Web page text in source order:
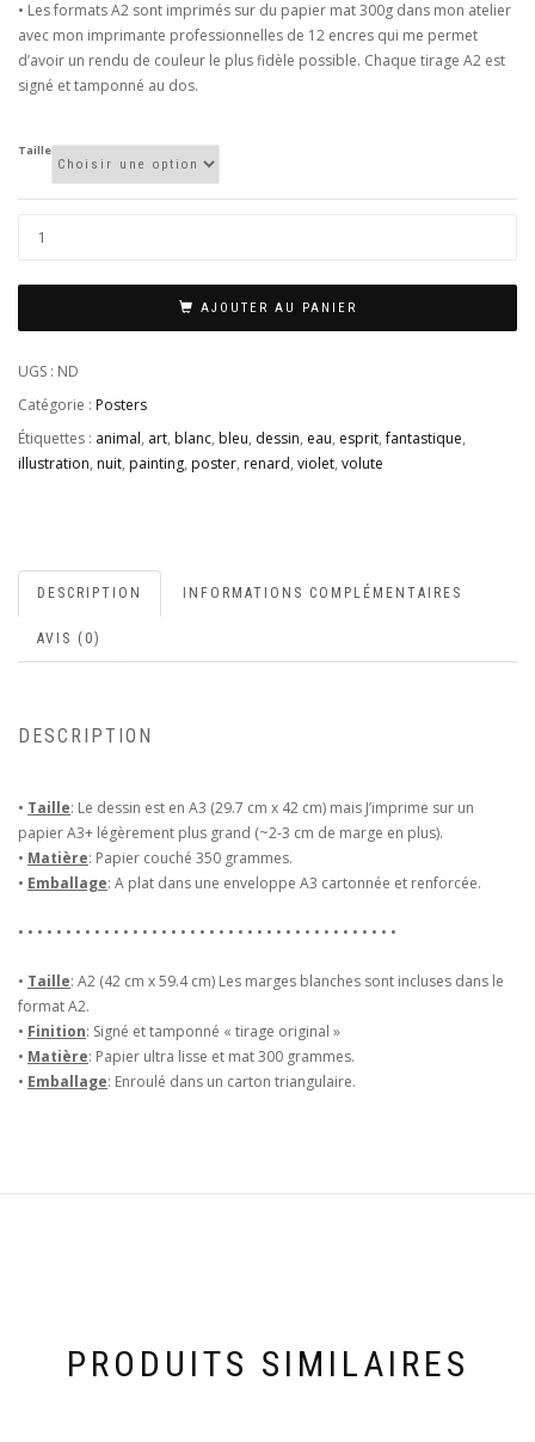
• Les formats A2 sont imprimés sur du papier mat 300g dans mon atelier
avec mon imprimante professionnelles de 12 encres qui me permet
d’avoir un rendu de couleur le plus fidèle possible. Chaque tirage A2 est
signé et tamponné au dos.
Taille
AJOUTER AU PANIER
UGS : ND
Catégorie : Posters
Étiquettes : animal, art, blanc, bleu, dessin, eau, esprit,fantastique,
illustration, nuit, painting, poster, renard, violet, volute
DESCRIPTION INFORMATIONS COMPLÉMENTAIRES
AVIS (0)
DESCRIPTION
• Taille: Le dessin est en A3 (29.7 cm x 42 cm) mais J’imprime sur un
papier A3+ légèrement plus grand (~2-3 cm de marge en plus).
• Matière: Papier couché 350 grammes.
• Emballage: A plat dans une enveloppe A3 cartonnée et renforcée.
• • • • • • • • • • • • • • • • • • • • • • • • • • • • • • • • • • • • • • • •
• Taille: A2 (42 cm x 59.4 cm) Les marges blanches sont incluses dans le
format A2.
• Finition: Signé et tamponné « tirage original »
• Matière: Papier ultra lisse et mat 300 grammes.
• Emballage: Enroulé dans un carton triangulaire.
PRODUITS SIMILAIRES